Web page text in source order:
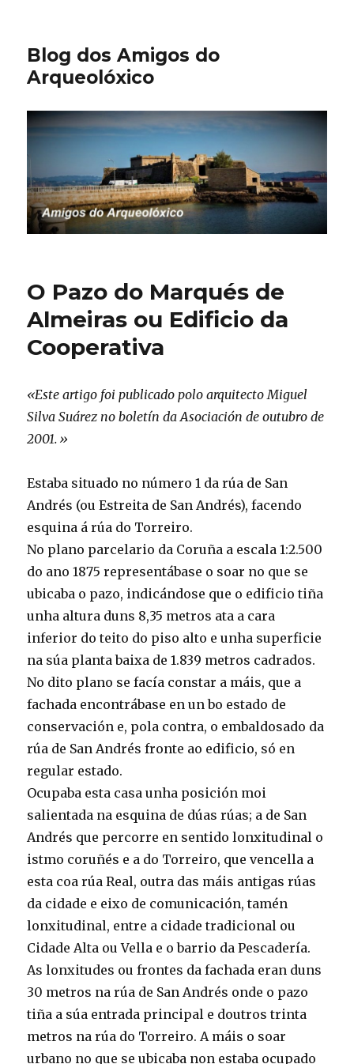
Blog dos Amigos do
Arqueolóxico
O Pazo do Marqués de
Almeiras ou Edificio da
Cooperativa
«Este artigo foi publicado polo arquitecto Miguel
Silva Suárez no boletín da Asociación de outubro de
2001.»
Estaba situado no número 1 da rúa de San
Andrés (ou Estreita de San Andrés), facendo
esquina á rúa do Torreiro.
No plano parcelario da Coruña a escala 1:2.500
do ano 1875 representábase o soar no que se
ubicaba o pazo, indicándose que o edificio tiña
unha altura duns 8,35 metros ata a cara
inferior do teito do piso alto e unha superficie
na súa planta baixa de 1.839 metros cadrados.
No dito plano se facía constar a máis, que a
fachada encontrábase en un bo estado de
conservación e, pola contra, o embaldosado da
rúa de San Andrés fronte ao edificio, só en
regular estado.
Ocupaba esta casa unha posición moi
salientada na esquina de dúas rúas; a de San
Andrés que percorre en sentido lonxitudinal o
istmo coruñés e a do Torreiro, que vencella a
esta coa rúa Real, outra das máis antigas rúas
da cidade e eixo de comunicación, tamén
lonxitudinal, entre a cidade tradicional ou
Cidade Alta ou Vella e o barrio da Pescadería.
As lonxitudes ou frontes da fachada eran duns
30 metros na rúa de San Andrés onde o pazo
tiña a súa entrada principal e doutros trinta
metros na rúa do Torreiro. A máis o soar
urbano no que se ubicaba non estaba ocupado